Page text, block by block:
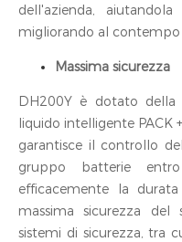
dell'azienda,
migliorando al
Massima sicurezza
DH200Y è dotato
liquido intelligente PACK
garantisce il controllo
gruppo batterie
efficacemente la
massima sicurezza del
sistemi di sicurezza, tra